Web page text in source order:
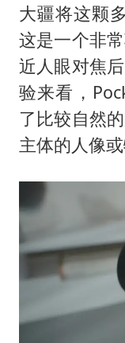
大疆将这颗
这是一个非
近人眼对焦
验来看，
了比较自然
主体的人像或